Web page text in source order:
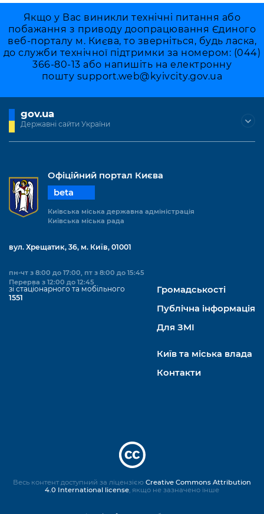
Якщо у Вас виникли технічні питання або
побажання з приводу доопрацювання Єдиного
веб-порталу м. Києва, то зверніться, будь ласка,
до служби технічної підтримки за номером: (044)
366-80-13 або напишіть на електронну
пошту support.web@kyivcity.gov.ua
gov.ua
Державні сайти України
Офіційний портал Києва
beta
Київська міська державна адміністрація
Київська міська рада
вул. Хрещатик, 36, м. Київ, 01001
пн-чт з 8:00 до 17:00, пт з 8:00 до 15:45
Перерва з 12:00 до 12:45
зі стаціонарного та мобільного
1551
Громадськості
Публічна інформація
Для ЗМІ
Київ та міська влада
Контакти
Весь контент доступний за ліцензією Creative Commons Attribution
4.0 International license, якщо не зазначено інше